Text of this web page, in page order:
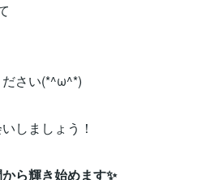
さい(*^ω^*)
しましょう！
ら輝き始めます✨